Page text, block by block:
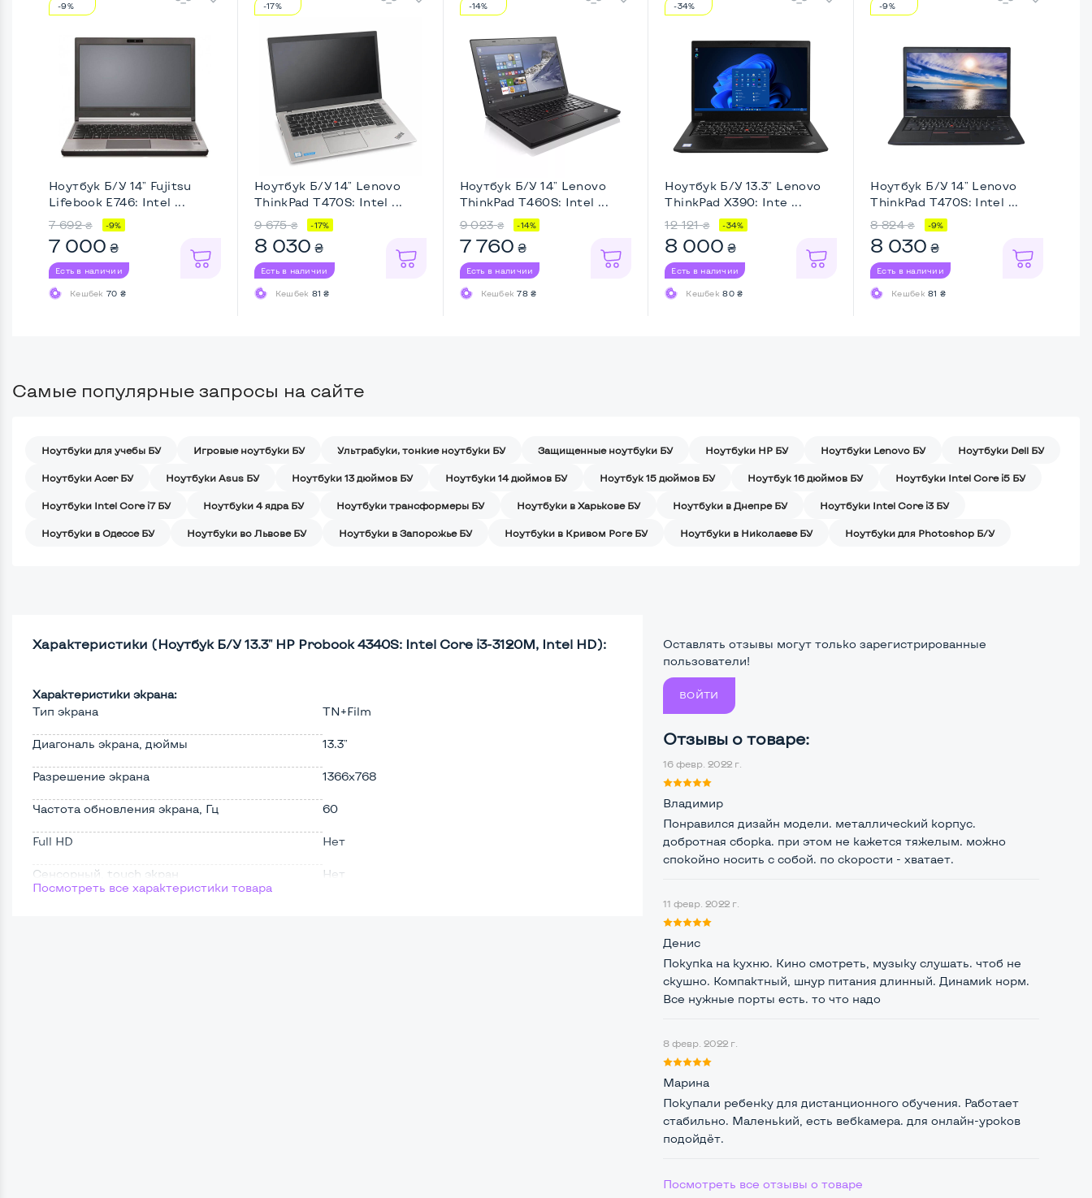
-9%
Ноутбук Б/У 14" Fujitsu
Lifebook E746: Intel ...
7 692 ₴ -9%
7 000 ₴
Есть в наличии
Кешбек 70 ₴
-17%
Ноутбук Б/У 14" Lenovo
ThinkPad T470S: Intel ...
9 675 ₴ -17%
8 030 ₴
Есть в наличии
Кешбек 81 ₴
-14%
Ноутбук Б/У 14" Lenovo
ThinkPad T460S: Intel ...
9 023 ₴ -14%
7 760 ₴
Есть в наличии
Кешбек78 ₴
-34%
Ноутбук Б/У 13.3" Lenovo
ThinkPad X390: Inte ...
12 121 ₴ -34%
8 000 ₴
Есть в наличии
Кешбек80 ₴
-9%
Ноутбук Б/У 14" Lenovo
ThinkPad T470S: Intel ...
8 824 ₴ -9%
8 030 ₴
Есть в наличии
Кешбек81 ₴
Самые популярные запросы на сайте
Ноутбуки для учебы БУ Игровые ноутбуки БУ Ультрабуки, тонкие ноутбуки БУ Защищенные ноутбуки БУ Ноутбуки HP БУ Ноутбуки Lenovo БУ Ноутбуки Dell БУ
Ноутбуки Acer БУ Ноутбуки Asus БУ Ноутбуки 13 дюймов БУ Ноутбуки 14 дюймов БУ Ноутбук 15 дюймов БУ Ноутбук 16 дюймов БУ Ноутбуки Intel Core i5 БУ
Ноутбуки Intel Core i7 БУ Ноутбуки 4 ядра БУ Ноутбуки трансформеры БУ Ноутбуки в Харькове БУ Ноутбуки в Днепре БУ Ноутбуки Intel Core i3 БУ
Ноутбуки в Одессе БУ Ноутбуки во Львове БУ Ноутбуки в Запорожье БУ Ноутбуки в Кривом Роге БУ Ноутбуки в Николаеве БУ Ноутбуки для Photoshop Б/У
Характеристики (Ноутбук Б/У 13.3" HP Probook 4340S: Intel Core i3-3120M, Intel HD):
Характеристики экрана:
Тип экрана
TN+Film
Диагональ экрана, дюймы 13.3"
Разрешение экрана 1366x768
Частота обновления экрана, Гц 60
Full HD Нет
Сенсорный, touch экран Нет
Посмотреть все характеристики товара
Оставлять отзывы могут только зарегистрированные
пользователи!
ВОЙТИ
Отзывы о товаре:
16 февр. 2022 г.
Владимир
Понравился дизайн модели. металлический корпус.
добротная сборка. при этом не кажется тяжелым. можно
спокойно носить с собой. по скорости - хватает.
11 февр. 2022 г.
Денис
Покупка на кухню. Кино смотреть, музыку слушать. чтоб не
скушно. Компактный, шнур питания длинный. Динамик норм.
Все нужные порты есть. то что надо
8 февр. 2022 г.
Марина
Покупали ребенку для дистанционного обучения. Работает
стабильно. Маленький, есть вебкамера. для онлайн-уроков
Посмотреть все отзывы о товаре